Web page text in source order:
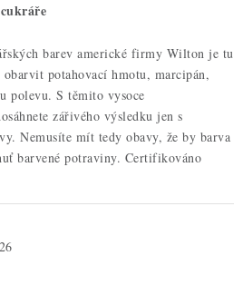
Moje objednávka
údajů barev americké firmy Wilton je tu
potahovací hmotu, marcipán,
polevu. S těmito vysoce
zářivého výsledku jen s
Nemusíte mít tedy obavy, že by barva
barvené potraviny. Certifikováno